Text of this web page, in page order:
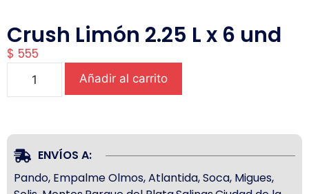
Crush Limón 2.25 L x 6 und
$ 555
Añadir al carrito
ENVÍOS A:
Pando, Empalme Olmos, Atlantida, Soca, Migues,